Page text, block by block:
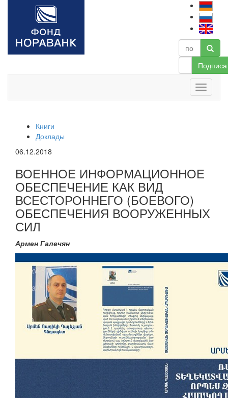
Книги
Доклады
06.12.2018
ВОЕННОЕ ИНФОРМАЦИОННОЕ
ОБЕСПЕЧЕНИЕ КАК ВИД
ВСЕСТОРОННЕГО (БОЕВОГО)
ОБЕСПЕЧЕНИЯ ВООРУЖЕННЫХ
СИЛ
Армен Галечян